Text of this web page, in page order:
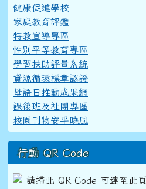
健康促進學校
家庭教育評鑑
特教宣導專區
性別平等教育專區
學習扶助評量系統
資源循環標章認證
母語日推動成果網
課後班及社團專區
校園刊物安平曉風
行動 QR Code